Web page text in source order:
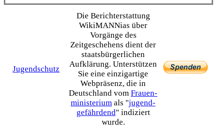
Jugendschutz
Die Bericht­erstattung
WikiMANNias über
Vorgänge des
Zeitgeschehens dient der
staats­bürgerlichen
Aufklärung. Unterstützen
Sie eine einzig­artige
Webpräsenz, die in
Deutschland vom Frauen­
ministerium als "jugend­
gefährdend" indiziert
wurde.